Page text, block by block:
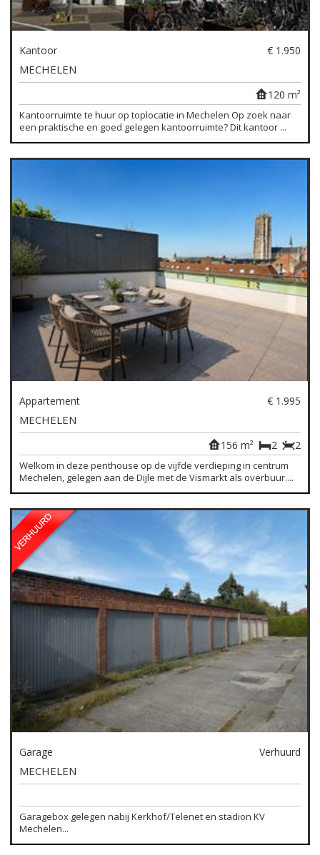
Kantoor € 1.950
MECHELEN
120 m²
Kantoorruimte te huur op toplocatie in Mechelen Op zoek naar
een praktische en goed gelegen kantoorruimte? Dit kantoor ...
Appartement € 1.995
MECHELEN
2
2
156 m²
Welkom in deze penthouse op de vijfde verdieping in centrum
Mechelen, gelegen aan de Dijle met de Vismarkt als overbuur....
Garage Verhuurd
MECHELEN
Garagebox gelegen nabij Kerkhof/Telenet en stadion KV
Mechelen...